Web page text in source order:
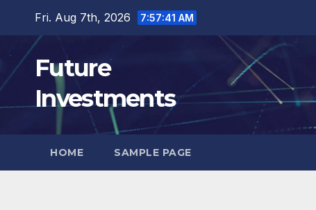
content
Fri. Aug 7th, 2026 7:57:42 AM
Future
Investments
HOME SAMPLE PAGE